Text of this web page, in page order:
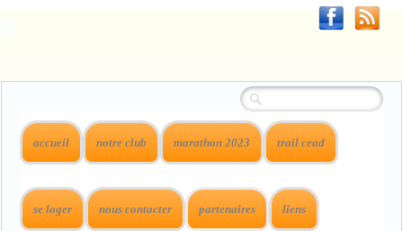
accueil notre club marathon 2023 trail cead
se loger nous contacter partenaires liens